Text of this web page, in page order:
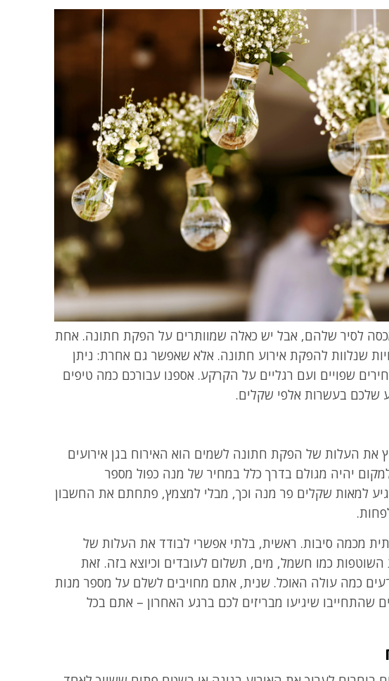
לסיר שלהם, אבל יש כאלה שמוותרים על הפקת חתונה. אחת
שנלוות להפקת אירוע חתונה. אלא שאפשר גם אחרת: ניתן
שפויים ועם רגליים על הקרקע. אספנו עבורכם כמה טיפים
שלכם בעשרות אלפי שקלים.
את העלות של הפקת חתונה לשמים הוא האירוח בגן אירועים
יהיה מגולם בדרך כלל במחיר של מנה כפול מספר
למאות שקלים פר מנה וכך, מבלי למצמץ, פתחתם את החשבון
מכמה סיבות. ראשית, בלתי אפשרי לבודד את העלות של
כמו חשמל, מים, תשלום לעובדים וכיוצא בזה. זאת
כמה עולה האוכל. שנית, אתם מחויבים לשלם על מספר מנות
שהתחייבו שיגיעו מבריזים לכם ברגע האחרון – אתם בכל